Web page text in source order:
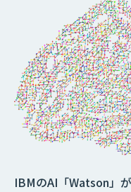
IBMのAI「Watson」